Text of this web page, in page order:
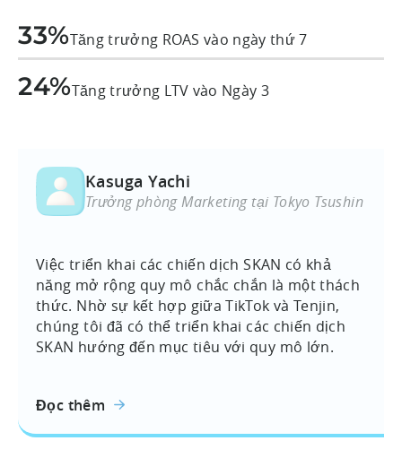
33%Tăng trưởng ROAS vào ngày thứ 7
24%Tăng trưởng LTV vào Ngày 3
Kasuga Yachi
Trưởng phòng Marketing tại Tokyo Tsushin
Việc triển khai các chiến dịch SKAN có khả
năng mở rộng quy mô chắc chắn là một thách
thức. Nhờ sự kết hợp giữa TikTok và Tenjin,
chúng tôi đã có thể triển khai các chiến dịch
SKAN hướng đến mục tiêu với quy mô lớn.
Đọc thêm